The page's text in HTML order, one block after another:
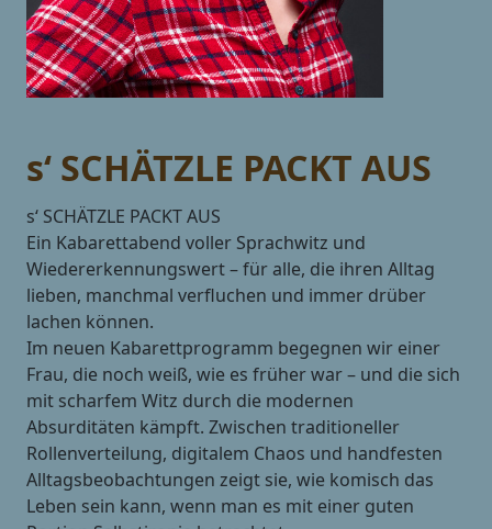
s‘ SCHÄTZLE PACKT AUS
s‘ SCHÄTZLE PACKT AUS
Ein Kabarettabend voller Sprachwitz und
Wiedererkennungswert – für alle, die ihren Alltag
lieben, manchmal verfluchen und immer drüber
lachen können.
Im neuen Kabarettprogramm begegnen wir einer
Frau, die noch weiß, wie es früher war – und die sich
mit scharfem Witz durch die modernen
Absurditäten kämpft. Zwischen traditioneller
Rollenverteilung, digitalem Chaos und handfesten
Alltagsbeobachtungen zeigt sie, wie komisch das
Leben sein kann, wenn man es mit einer guten